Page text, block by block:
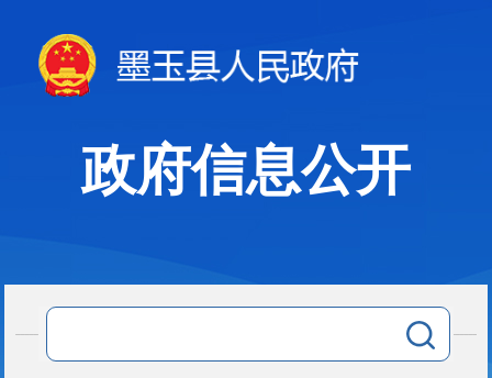
政府信息公开